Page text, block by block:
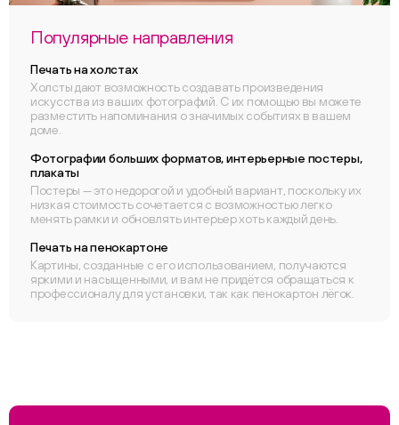
Популярные направления
Печать на холстах
Холсты дают возможность создавать произведения
искусства из ваших фотографий. С их помощью вы можете
разместить напоминания о значимых событиях в вашем
доме.
Фотографии больших форматов, интерьерные постеры,
плакаты
Постеры — это недорогой и удобный вариант, поскольку их
низкая стоимость сочетается с возможностью легко
менять рамки и обновлять интерьер хоть каждый день.
Печать на пенокартоне
Картины, созданные с его использованием, получаются
яркими и насыщенными, и вам не придётся обращаться к
профессионалу для установки, так как пенокартон лёгок.